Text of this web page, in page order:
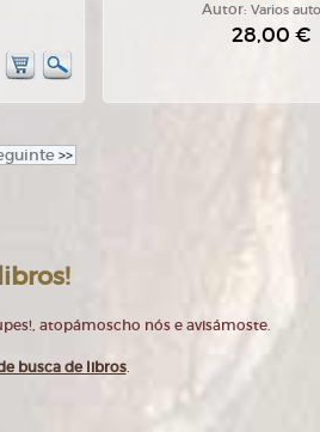
Autor:Varios
28,00 €
>>
atopámoscho nós e avisámoste.
busca de libros.